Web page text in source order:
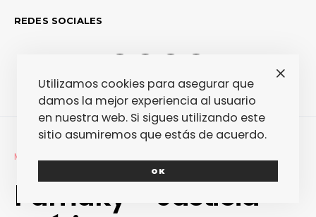
REDES SOCIALES
MÚSICA
Pumuky – Justicia
Utilizamos cookies para asegurar que
damos la mejor experiencia al usuario
en nuestra web. Si sigues utilizando este
sitio asumiremos que estás de acuerdo.
OK